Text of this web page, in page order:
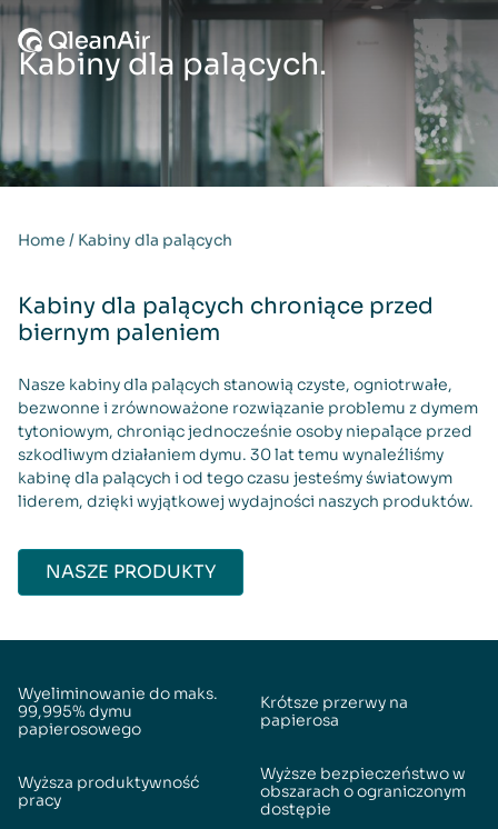
Przejdź do treści
Kabiny dla palących.
Home / Kabiny dla palących
Kabiny dla palących chroniące przed
biernym paleniem
Nasze kabiny dla palących stanowią czyste, ogniotrwałe,
bezwonne i zrównoważone rozwiązanie problemu z dymem
tytoniowym, chroniąc jednocześnie osoby niepalące przed
szkodliwym działaniem dymu. 30 lat temu wynaleźliśmy
kabinę dla palących i od tego czasu jesteśmy światowym
liderem, dzięki wyjątkowej wydajności naszych produktów.
NASZE PRODUKTY
Wyeliminowanie do maks.
99,995% dymu
papierosowego
Krótsze przerwy na
papierosa
Wyższa produktywność
pracy
Wyższe bezpieczeństwo w
obszarach o ograniczonym
dostępie